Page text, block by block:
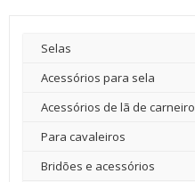
Selas
Acessórios para sela
Acessórios de lã de carneiro
Para cavaleiros
Bridões e acessórios